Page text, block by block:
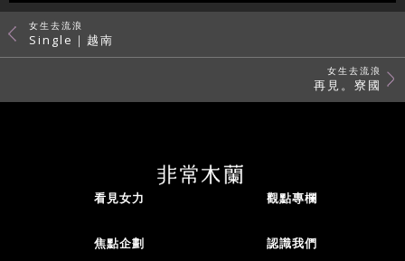
女生去流浪
Single｜越南
女生去流浪
再見。寮國
看見女力 觀點專欄
焦點企劃 認識我們